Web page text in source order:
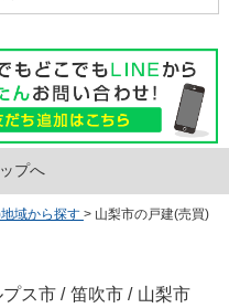
プへ
域から探す > 山梨市の戸建(売買)
ス市 / 笛吹市 / 山梨市